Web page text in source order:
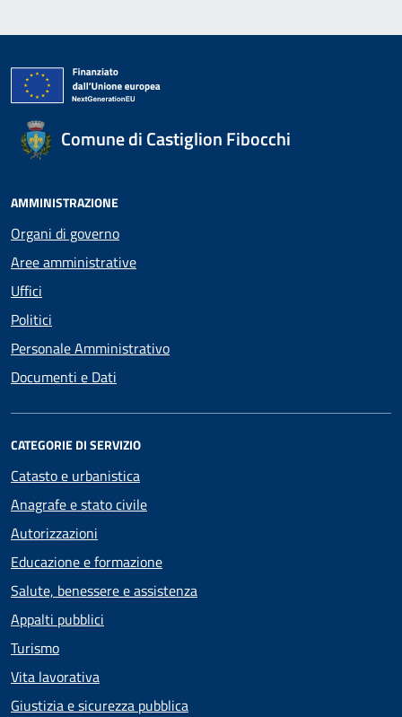
Comune di Castiglion Fibocchi
AMMINISTRAZIONE
Organi di governo
Aree amministrative
Uffici
Politici
Personale Amministrativo
Documenti e Dati
CATEGORIE DI SERVIZIO
Catasto e urbanistica
Anagrafe e stato civile
Autorizzazioni
Educazione e formazione
Salute, benessere e assistenza
Appalti pubblici
Turismo
Vita lavorativa
Giustizia e sicurezza pubblica